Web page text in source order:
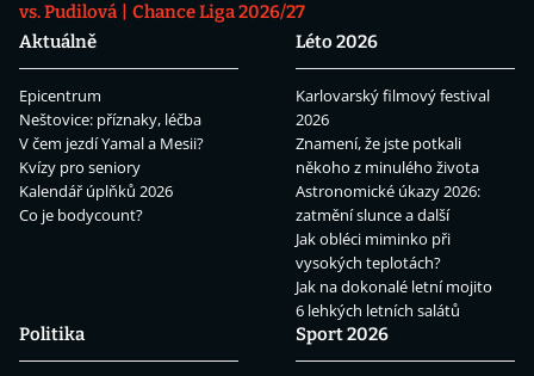
vs. Pudilová
Chance Liga 2026/27
Aktuálně
Epicentrum
Neštovice: příznaky, léčba
V čem jezdí Yamal a Mesii?
Kvízy pro seniory
Kalendář úplňků 2026
Co je bodycount?
Léto 2026
Karlovarský filmový festival
2026
Znamení, že jste potkali
někoho z minulého života
Astronomické úkazy 2026:
zatmění slunce a další
Jak obléci miminko při
vysokých teplotách?
Jak na dokonalé letní mojito
6 lehkých letních salátů
Politika
Sport 2026